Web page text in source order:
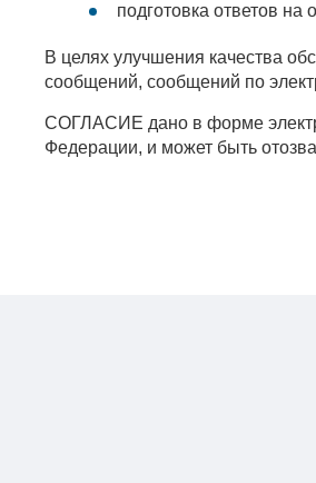
подготовка ответов
В целях улучшения качества
сообщений, сообщений по
СОГЛАСИЕ дано в форме
Федерации, и может быть